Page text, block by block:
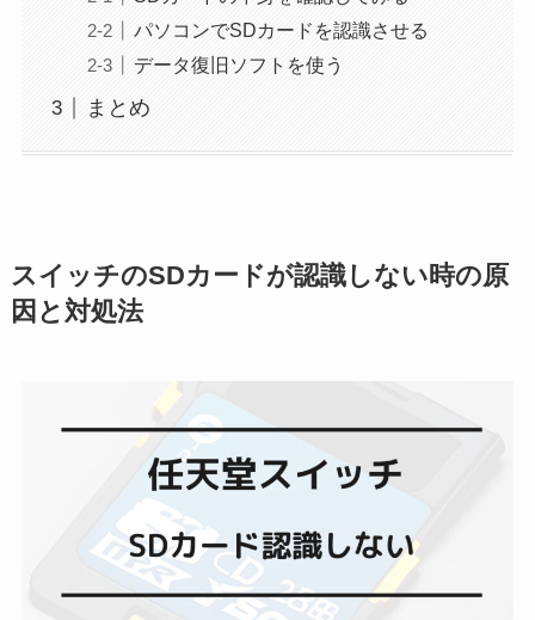
パソコンでSDカードを認識させる
データ復旧ソフトを使う
まとめ
スイッチのSDカードが認識しない時の原
因と対処法